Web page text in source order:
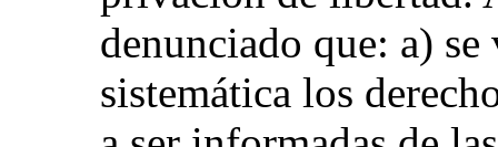
denunciado que: a)
sistemática los